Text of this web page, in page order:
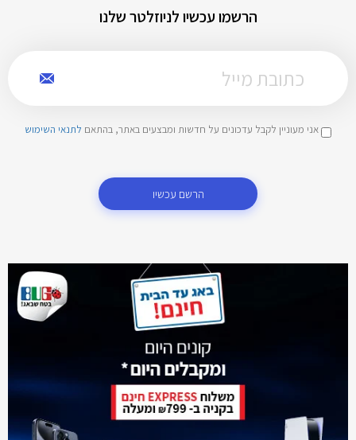
הרשמו עכשיו לניוזלטר שלנו
אני מעוניין לקבל עדכונים על חדשות ומבצעים באתר, בהתאם לתנאי השימוש
הרשם עכשיו